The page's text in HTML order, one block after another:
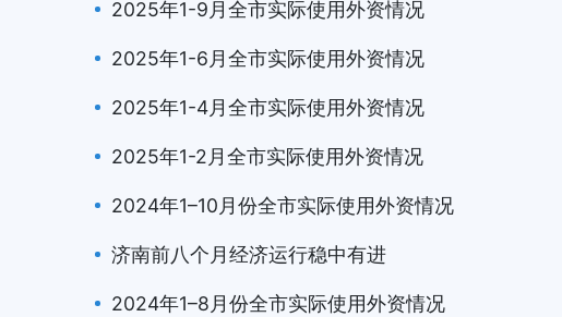
2025年1-9月全市实际使用外资情况
2025年1-6月全市实际使用外资情况
2025年1-4月全市实际使用外资情况
2025年1-2月全市实际使用外资情况
2024年1–10月份全市实际使用外资情况
济南前八个月经济运行稳中有进
2024年1–8月份全市实际使用外资情况